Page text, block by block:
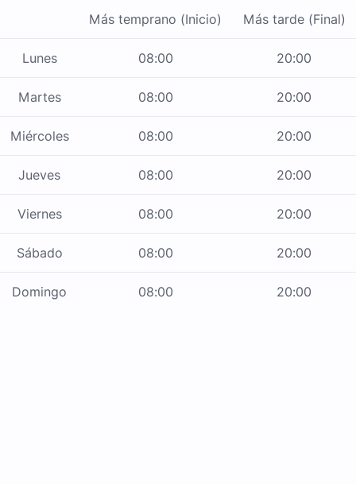
Más temprano (Inicio) Más tarde (Final)
Lunes 08:00 20:00
Martes 08:00 20:00
Miércoles 08:00 20:00
Jueves 08:00 20:00
Viernes 08:00 20:00
Sábado 08:00 20:00
Domingo 08:00 20:00